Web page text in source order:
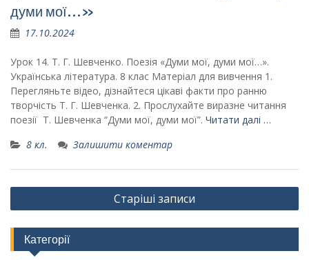
думи мої…»
17.10.2024
Урок 14. Т. Г. Шевченко. Поезія «Думи мої, думи мої…».
Українська література. 8 клас Матеріал для вивчення 1.
Перегляньте відео, дізнайтеся цікаві факти про ранню
творчість Т. Г. Шевченка. 2. Прослухайте виразне читання
поезії Т. Шевченка “Думи мої, думи мої”. Читати далі …
8 кл.
Залишити коментар
Навігація
записів
Старіші записи
Категорії